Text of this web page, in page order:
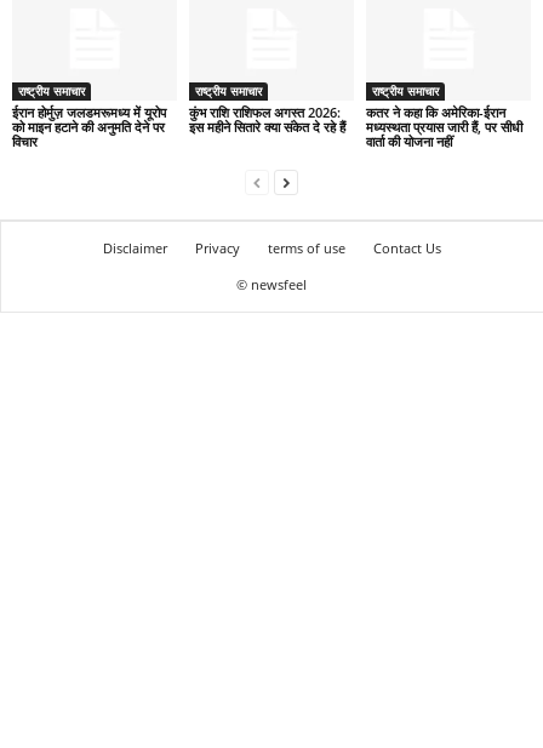
राष्ट्रीय समाचार
ईरान होर्मुज़ जलडमरूमध्य में यूरोप
को माइन हटाने की अनुमति देने पर
विचार
राष्ट्रीय समाचार
कुंभ राशि राशिफल अगस्त 2026:
इस महीने सितारे क्या संकेत दे रहे हैं
राष्ट्रीय समाचार
कतर ने कहा कि अमेरिका-ईरान
मध्यस्थता प्रयास जारी हैं, पर सीधी
वार्ता की योजना नहीं
Disclaimer Privacy terms of use
Contact Us
© newsfeel